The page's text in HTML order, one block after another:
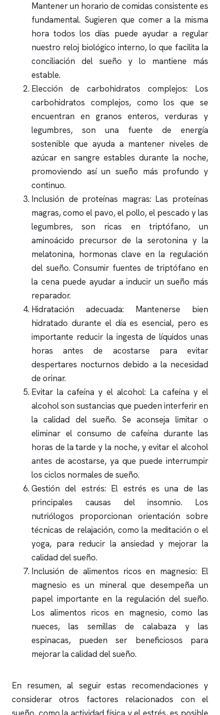
Mantener un horario de comidas consistente es
fundamental. Sugieren que comer a la misma
hora todos los días puede ayudar a regular
nuestro reloj biológico interno, lo que facilita la
conciliación del sueño y lo mantiene más
estable.
Elección de carbohidratos complejos: Los
carbohidratos complejos, como los que se
encuentran en granos enteros, verduras y
legumbres, son una fuente de energía
sostenible que ayuda a mantener niveles de
azúcar en sangre estables durante la noche,
promoviendo así un sueño más profundo y
continuo.
Inclusión de proteínas magras: Las proteínas
magras, como el pavo, el pollo, el pescado y las
legumbres, son ricas en triptófano, un
aminoácido precursor de la serotonina y la
melatonina, hormonas clave en la regulación
del sueño. Consumir fuentes de triptófano en
la cena puede ayudar a inducir un sueño más
reparador.
Hidratación adecuada: Mantenerse bien
hidratado durante el día es esencial, pero es
importante reducir la ingesta de líquidos unas
horas antes de acostarse para evitar
despertares nocturnos debido a la necesidad
de orinar.
Evitar la cafeína y el alcohol: La cafeína y el
alcohol son sustancias que pueden interferir en
la calidad del sueño. Se aconseja limitar o
eliminar el consumo de cafeína durante las
horas de la tarde y la noche, y evitar el alcohol
antes de acostarse, ya que puede interrumpir
los ciclos normales de sueño.
Gestión del estrés: El estrés es una de las
principales causas delinsomnio. Los
nutriólogos proporcionan orientación sobre
técnicas de relajación, como la meditación o el
yoga, para reducir la ansiedad y mejorar la
calidad del sueño.
Inclusión de alimentos ricos en magnesio: El
magnesio es un mineral que desempeña un
papel importante en la regulación del sueño.
Los alimentos ricos en magnesio, como las
nueces, las semillas de calabaza y las
espinacas, pueden ser beneficiosos para
mejorar la calidad del sueño.
En resumen, al seguir estas recomendaciones y
considerar otros factores relacionados con el